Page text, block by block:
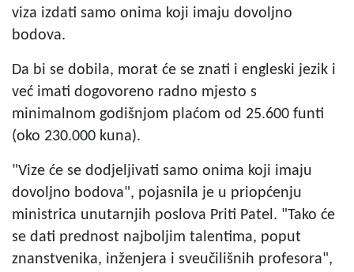
viza izdati samo onima koji imaju dovoljno
bodova.
Da bi se dobila, morat će se znati i engleski jezik i
već imati dogovoreno radno mjesto s
minimalnom godišnjom plaćom od 25.600 funti
(oko 230.000 kuna).
"Vize će se dodjeljivati samo onima koji imaju
dovoljno bodova", pojasnila je u priopćenju
ministrica unutarnjih poslova Priti Patel. "Tako će
se dati prednost najboljim talentima, poput
znanstvenika, inženjera i sveučilišnih profesora",